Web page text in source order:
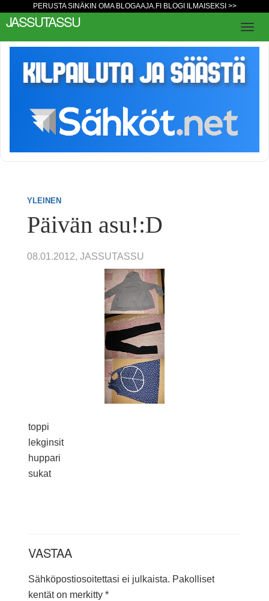
PERUSTA SINÄKIN OMA BLOGAAJA.FI BLOGI ILMAISEKSI >>
JASSUTASSU
YLEINEN
Päivän asu!:D
08.01.2012, JASSUTASSU
toppi
lekginsit
huppari
sukat
VASTAA
Sähköpostiosoitettasi ei julkaista. Pakolliset
kentät on merkitty *